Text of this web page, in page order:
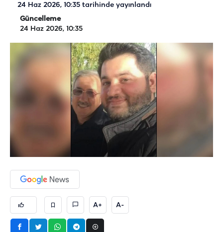
24 Haz 2026, 10:35 tarihinde yayınlandı
Güncelleme
24 Haz 2026, 10:35
A+ A-